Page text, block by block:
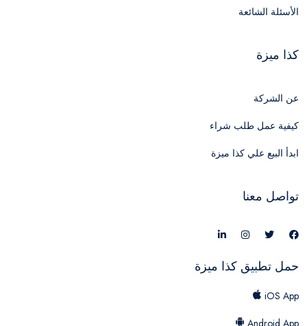
الأسئلة الشائعة
كذا ميزة
عن الشركة
كيفية عمل طلب شراء
ابدأ البيع علي كذا ميزة
تواصل معنا
حمل تطبيق كذا ميزة
iOS App
Android App